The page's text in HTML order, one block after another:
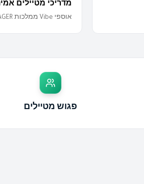
מדריכי מטיילים
אוספי Vibe ממלכות SVOYAGER בשטח.
פגוש מטיילים